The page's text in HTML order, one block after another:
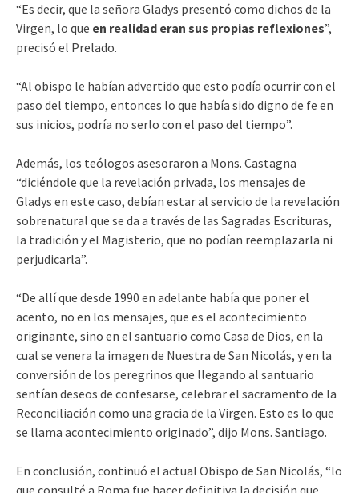
“Es decir, que la señora Gladys presentó como dichos de la
Virgen, lo que en realidad eran sus propias reflexiones”,
precisó el Prelado.
“Al obispo le habían advertido que esto podía ocurrir con el
paso del tiempo, entonces lo que había sido digno de fe en
sus inicios, podría no serlo con el paso del tiempo”.
Además, los teólogos asesoraron a Mons. Castagna
“diciéndole que la revelación privada, los mensajes de
Gladys en este caso, debían estar al servicio de la revelación
sobrenatural que se da a través de las Sagradas Escrituras,
la tradición y el Magisterio, que no podían reemplazarla ni
perjudicarla”.
“De allí que desde 1990 en adelante había que poner el
acento, no en los mensajes, que es el acontecimiento
originante, sino en el santuario como Casa de Dios, en la
cual se venera la imagen de Nuestra de San Nicolás, y en la
conversión de los peregrinos que llegando al santuario
sentían deseos de confesarse, celebrar el sacramento de la
Reconciliación como una gracia de la Virgen. Esto es lo que
se llama acontecimiento originado”, dijo Mons. Santiago.
En conclusión, continuó el actual Obispo de San Nicolás, “lo
que consulté a Roma fue hacer definitiva la decisión que